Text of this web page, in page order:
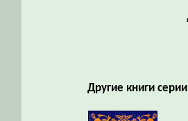
Другие книги